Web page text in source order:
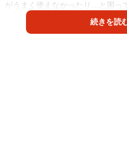
がうまく使えなかったり…と困っ
バリュの公式インスタグラムアカ
（@topvaluofficial）が、そんな時
続きを読